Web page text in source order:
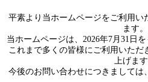
平素より当ホームページをご利用い
ます。
当ホームページは、2026年7月31日
これまで多くの皆様にご利用いただ
上げます
今後のお問い合わせにつきましては